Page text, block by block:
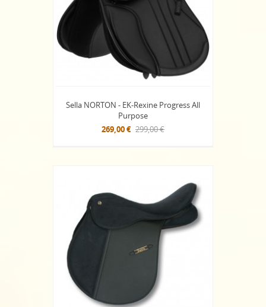
Sella NORTON - EK-Rexine Progress All
Purpose
269,00 € 299,00 €